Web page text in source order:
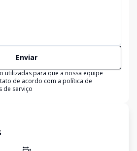
Enviar
utilizadas para que a nossa equipe
de acordo com a política de
de serviço